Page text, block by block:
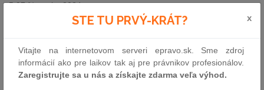
5,97 % v roku 2024.
Spoločnosti Transpetrol a JAVYS majú nové vedenie
12. 12. 2023 - Ministerstvo hospodárstva SR, ako jediný akcionár
štátnej spoločnosti, TRANSPETROL, a. s., a taktiež spoločnosti
Jadrová a vyraďovacia spoločnosť, a. s. (JAVYS), vymenovalo v
STE TU PRVÝ-KRÁT? x
Vitajte na internetovom serveri epravo.sk. Sme zdroj
informácií ako pre laikov tak aj pre právnikov profesionálov.
Zaregistrujte sa u nás a získajte zdarma veľa výhod.